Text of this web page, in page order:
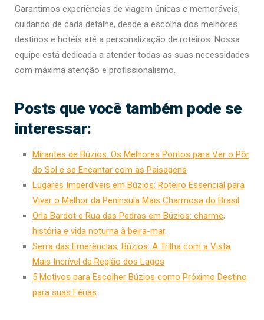
Garantimos experiências de viagem únicas e memoráveis,
cuidando de cada detalhe, desde a escolha dos melhores
destinos e hotéis até a personalização de roteiros. Nossa
equipe está dedicada a atender todas as suas necessidades
com máxima atenção e profissionalismo.
Posts que você também pode se
interessar:
Mirantes de Búzios: Os Melhores Pontos para Ver o Pôr
do Sol e se Encantar com as Paisagens
Lugares Imperdíveis em Búzios: Roteiro Essencial para
Viver o Melhor da Península Mais Charmosa do Brasil
Orla Bardot e Rua das Pedras em Búzios: charme,
história e vida noturna à beira-mar
Serra das Emerências, Búzios: A Trilha com a Vista
Mais Incrível da Região dos Lagos
5 Motivos para Escolher Búzios como Próximo Destino
para suas Férias